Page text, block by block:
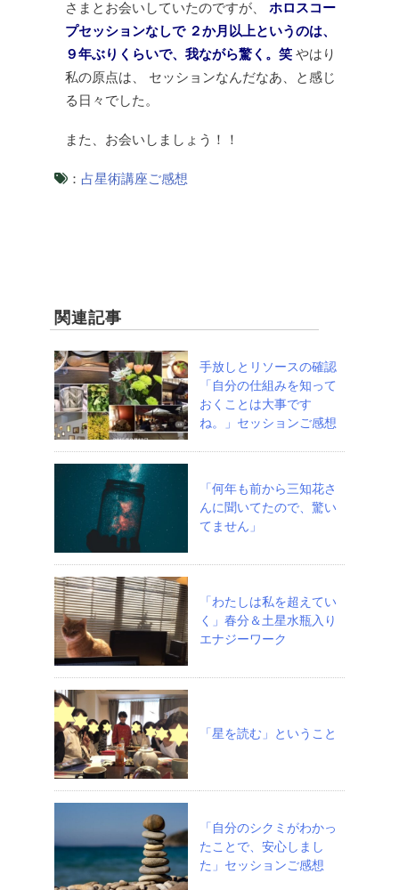
さまとお会いしていたのですが、
ホロスコー
プセッションなしで ２か月以上というのは、
９年ぶりくらいで、我ながら驚く。笑 やはり
私の原点は、
セッションなんだなあ、と感じ
る日々でした。
また、お会いしましょう！！
： 占星術講座ご感想
関連記事
手放しとリソースの確認
「自分の仕組みを知って
おくことは大事です
ね。」セッションご感想
「何年も前から三知花さ
んに聞いてたので、驚い
てません」
「わたしは私を超えてい
く」春分＆土星水瓶入り
エナジーワーク
「星を読む」ということ
「自分のシクミがわかっ
たことで、安心しまし
た」セッションご感想